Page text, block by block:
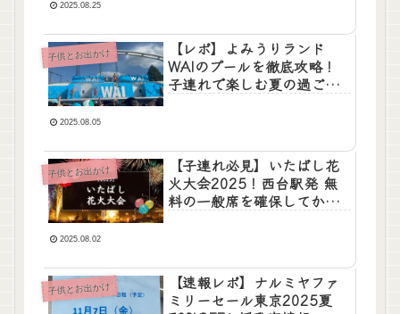
2025.08.25
子供とお出かけ
【レポ】よみうりランド
WAIのプールを徹底攻略！
子連れで楽しむ夏の過ごし
2025.08.05
子供とお出かけ
【子連れ必見】いたばし花
火大会2025！西台駅発 無
料の一般席を確保してから
2025.08.02
子供とお出かけ
【速報レポ】ナルミヤファ
ミリーセール東京2025夏